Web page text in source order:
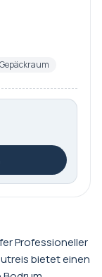
Gepäckraum
Professioneller
bietet einen